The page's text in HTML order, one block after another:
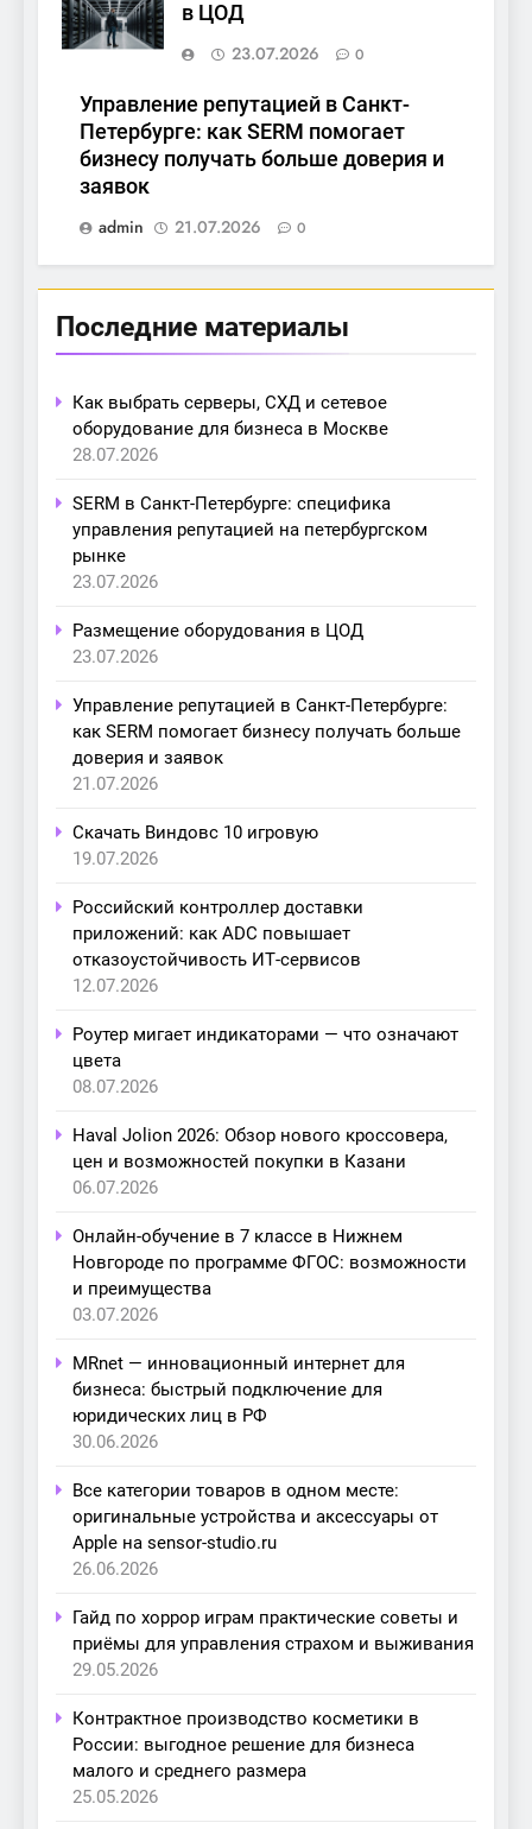
в ЦОД
23.07.2026
0
Управление репутацией в Санкт-
Петербурге: как SERM помогает
бизнесу получать больше доверия и
заявок
admin
21.07.2026 0
Последние материалы
Как выбрать серверы, СХД и сетевое
оборудование для бизнеса в Москве
28.07.2026
SERM в Санкт-Петербурге: специфика
управления репутацией на петербургском
рынке
23.07.2026
Размещение оборудования в ЦОД
23.07.2026
Управление репутацией в Санкт-Петербурге:
как SERM помогает бизнесу получать больше
доверия и заявок
21.07.2026
Скачать Виндовс 10 игровую
19.07.2026
Российский контроллер доставки
приложений: как ADC повышает
отказоустойчивость ИТ-сервисов
12.07.2026
Роутер мигает индикаторами — что означают
цвета
08.07.2026
Haval Jolion 2026: Обзор нового кроссовера,
цен и возможностей покупки в Казани
06.07.2026
Онлайн-обучение в 7 классе в Нижнем
Новгороде по программе ФГОС: возможности
и преимущества
03.07.2026
MRnet — инновационный интернет для
бизнеса: быстрый подключение для
юридических лиц в РФ
30.06.2026
Все категории товаров в одном месте:
оригинальные устройства и аксессуары от
Apple на sensor-studio.ru
26.06.2026
Гайд по хоррор играм практические советы и
приёмы для управления страхом и выживания
29.05.2026
Контрактное производство косметики в
России: выгодное решение для бизнеса
малого и среднего размера
25.05.2026